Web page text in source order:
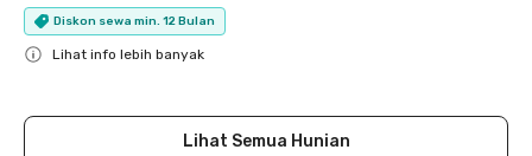
Diskon sewa min. 12 Bulan
Lihat info lebih banyak
Lihat Semua Hunian